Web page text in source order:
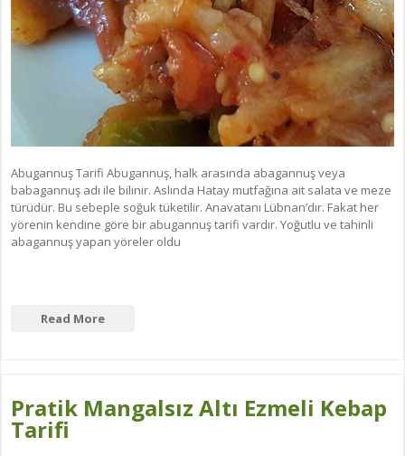
Abugannuş Tarifi Abugannuş, halk arasında abagannuş veya
babagannuş adı ile bilinir. Aslında Hatay mutfağına ait salata ve meze
türüdür. Bu sebeple soğuk tüketilir. Anavatanı Lübnan’dır. Fakat her
yörenin kendine göre bir abugannuş tarifi vardır. Yoğutlu ve tahinli
abagannuş yapan yöreler oldu
Read More
Pratik Mangalsız Altı Ezmeli Kebap
Tarifi